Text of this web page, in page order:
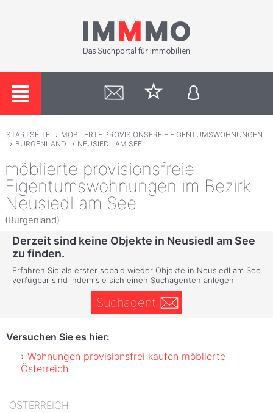
STARTSEITE › MÖBLIERTE PROVISIONSFREIE EIGENTUMSWOHNUNGEN
› BURGENLAND › NEUSIEDL AM SEE
möblierte provisionsfreie
Eigentumswohnungen im Bezirk
Neusiedl am See
(Burgenland)
Derzeit sind keine Objekte in Neusiedl am See
zu finden.
Erfahren Sie als erster sobald wieder Objekte in Neusiedl am See
verfügbar sind indem sie sich einen Suchagenten anlegen
Suchagent
Versuchen Sie es hier:
Wohnungen provisionsfrei kaufen möblierte
Österreich
ÖSTERREICH